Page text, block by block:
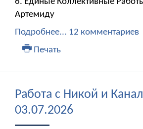
6. Единые Коллективные
Артемиду
Подробнее... 12 комментариев
Печать
Работа с Никой и
03.07.2026